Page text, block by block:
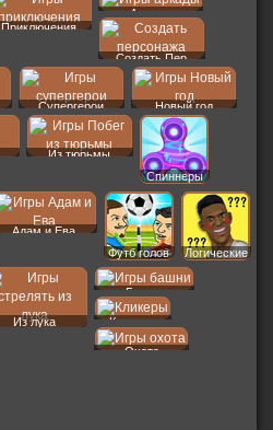
Приключения
Аркады
Создать Пер
Супергерои Новый год
Из тюрьмы
Спиннеры
Адам и Ева
Футб голов
Логические
Из лука
Башни
Кликеры
Охота